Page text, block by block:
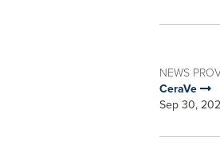
NEWS
CeraVe
Sep 30,